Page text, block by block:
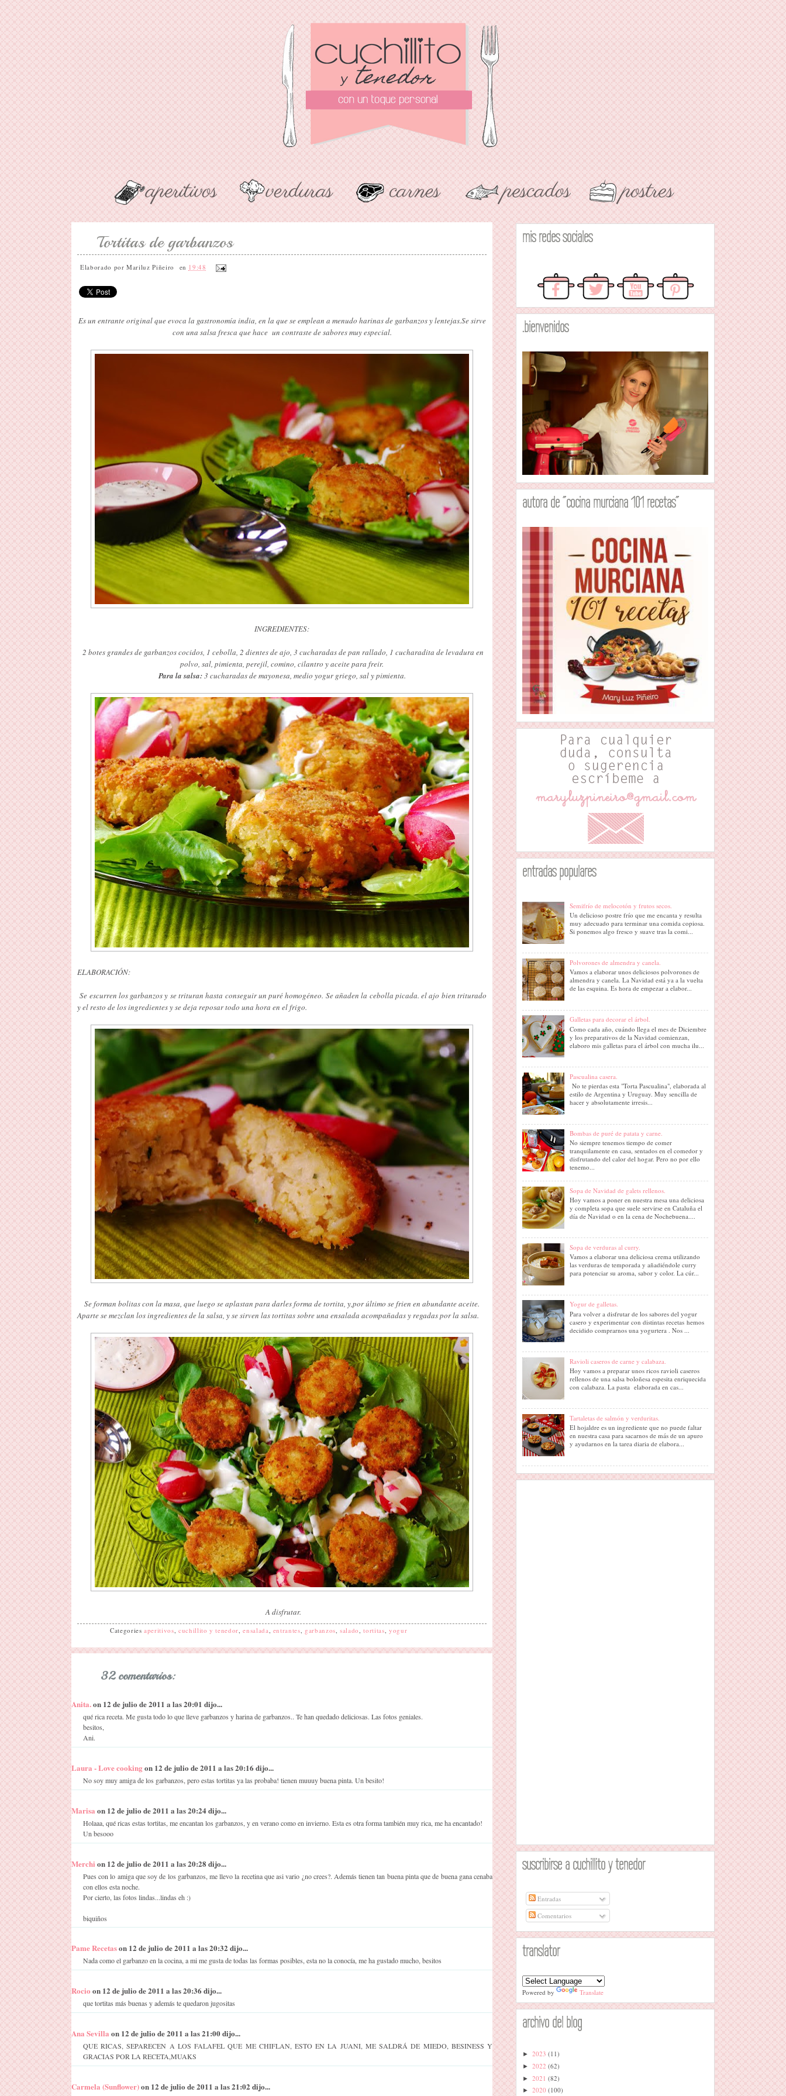
Tortitas de garbanzos
Elaborado porMariluz Piñeiro en 19:48
Es un entrante original que evoca la gastronomía india, en la que se emplean a menudo harinas de garbanzos y lentejas.Se sirve
con una salsa fresca que hace un contraste de sabores muy especial.
INGREDIENTES:
2 botes grandes de garbanzos cocidos, 1 cebolla, 2 dientes de ajo, 3 cucharadas de pan rallado, 1 cucharadita de levadura en
polvo, sal, pimienta, perejil, comino, cilantro y aceite para freir.
Para la salsa:3 cucharadas de mayonesa, medio yogur griego, sal y pimienta.
ELABORACIÓN:
Se escurren los garbanzos y se trituran hasta conseguir un puré homogéneo. Se añaden la cebolla picada. el ajo bien triturado
y el resto de los ingredientes y se deja reposar todo una hora en el frigo.
Se forman bolitas con la masa, que luego se aplastan para darles forma de tortita, y,por último se frien en abundante aceite.
Aparte se mezclan los ingredientes de la salsa, y se sirven las tortitas sobre una ensalada acompañadas y regadas por la salsa.
A disfrutar.
Categoriesaperitivos cuchillito y tenedor ,ensalada entrantes garbanzos ,salado ,tortitas yogur
32 comentarios:
Anita.on 12 de julio de 2011 a las 20:01 dijo...
qué rica receta. Me gusta todo lo que lleve garbanzos y harina de garbanzos.. Te han quedado deliciosas. Las fotos geniales.
besitos,
Ani.
Laura - Love cooking on 12 de julio de 2011 a las 20:16 dijo...
No soy muy amiga de los garbanzos, pero estas tortitas ya las probaba! tienen muuuy buena pinta. Un besito!
Marisa on 12 de julio de 2011 a las 20:24 dijo...
Holaaa, qué ricas estas tortitas, me encantan los garbanzos, y en verano como en invierno. Esta es otra forma también muy rica, me ha encantado!
Un besooo
Merchi on 12 de julio de 2011 a las 20:28 dijo...
Pues con lo amiga que soy de los garbanzos, me llevo la recetina que asi vario ¿no crees?. Además tienen tan buena pinta que de buena gana cenaba
con ellos esta noche.
Por cierto, las fotos lindas...lindas eh :)
biquiños
Pame Recetason 12 de julio de 2011 a las 20:32 dijo...
Nada como el garbanzo en la cocina, a mi me gusta de todas las formas posibles, esta no la conocía, me ha gustado mucho, besitos
Rocio on 12 de julio de 2011 a las 20:36 dijo...
que tortitas más buenas y además te quedaron jugositas
Ana Sevilla on 12 de julio de 2011 a las 21:00 dijo...
QUE RICAS, SEPARECEN A LOS FALAFEL QUE ME CHIFLAN, ESTO EN LA JUANI, ME SALDRÁ DE MIEDO, BESINESS Y
GRACIAS POR LA RECETA,MUAKS
Carmela (Sunflower)on 12 de julio de 2011 a las 21:02 dijo...
mis redes sociales
.bienvenidos
autora de "cocina murciana 101 recetas"
entradas populares
Semifrío de melocotón y frutos secos.
Un delicioso postre frío que me encanta y resulta
muy adecuado para terminar una comida copiosa.
Si ponemos algo fresco y suave tras la comi...
Polvorones de almendra y canela.
Vamos a elaborar unos deliciosos polvorones de
almendra y canela. La Navidad está ya a la vuelta
de las esquina. Es hora de empezar a elabor...
Galletas para decorar el árbol.
Como cada año, cuándo llega el mes de Diciembre
y los preparativos de la Navidad comienzan,
elaboro mis galletas para el árbol con mucha ilu...
Pascualina casera.
No te pierdas esta "Torta Pascualina", elaborada al
estilo de Argentina y Uruguay. Muy sencilla de
hacer y absolutamente irresis...
Bombas de puré de patata y carne.
No siempre tenemos tiempo de comer
tranquilamente en casa, sentados en el comedor y
disfrutando del calor del hogar. Pero no por ello
tenemo...
Sopa de Navidad de galets rellenos.
Hoy vamos a poner en nuestra mesa una deliciosa
y completa sopa que suele servirse en Cataluña el
día de Navidad o en la cena de Nochebuena....
Sopa de verduras al curry.
Vamos a elaborar una deliciosa crema utilizando
las verduras de temporada y añadiéndole curry
para potenciar su aroma, sabor y color. La cúr...
Yogur de galletas.
Para volver a disfrutar de los sabores del yogur
casero y experimentar con distintas recetas hemos
decidido comprarnos una yogurtera . Nos ...
Ravioli caseros de carne y calabaza.
Hoy vamos a preparar unos ricos ravioli caseros
rellenos de una salsa boloñesa espesita enriquecida
con calabaza. La pasta elaborada en cas...
Tartaletas de salmón y verduritas.
El hojaldre es un ingrediente que no puede faltar
en nuestra casa para sacarnos de más de un apuro
y ayudarnos en la tarea diaria de elabora...
suscribirse a cuchillito y tenedor
Entradas
Comentarios
translator
Powered by Translate
archivo del blog
► 2023 (11)
► 2022 (62)
► 2021 (82)
► 2020 (100)